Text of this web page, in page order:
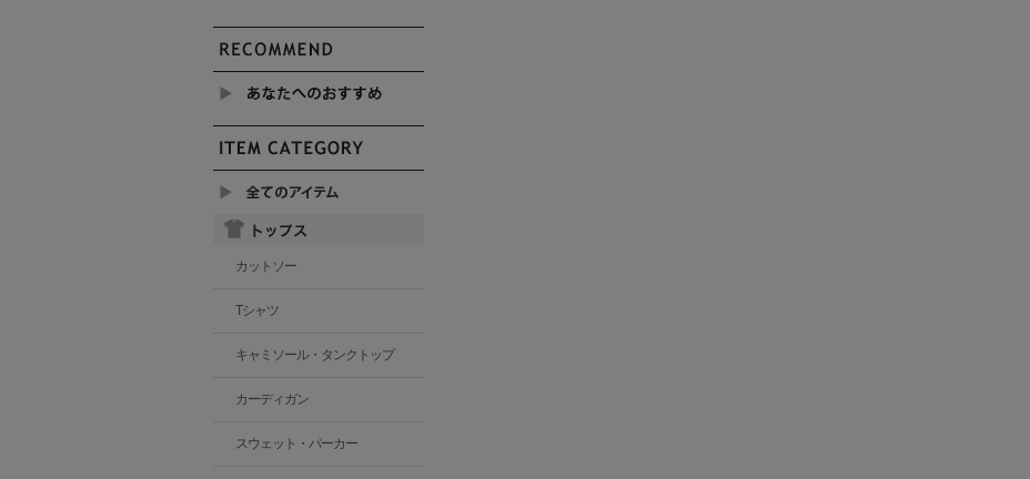
カットソー
Tシャツ
キャミソール・タンクトップ
カーディガン
スウェット・パーカー